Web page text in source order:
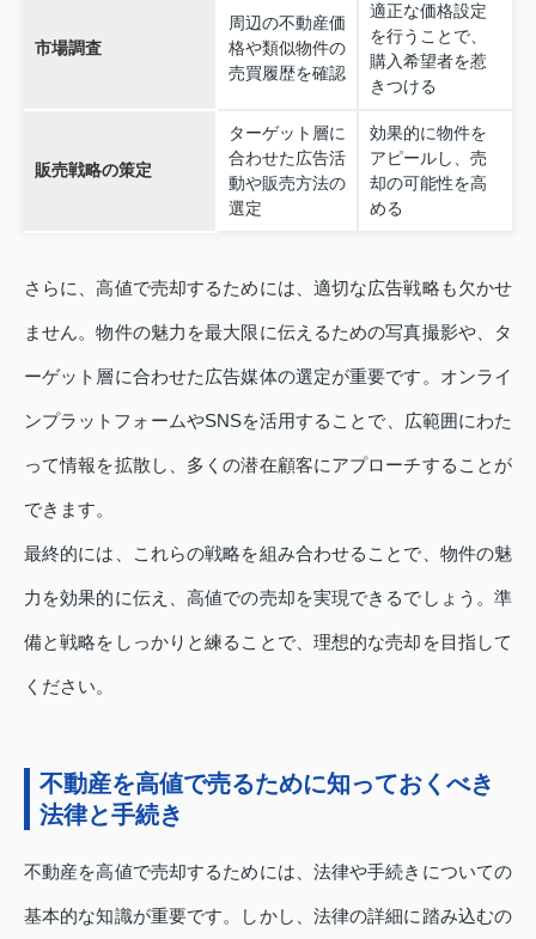
市場調査
周辺の不動産価
格や類似物件の
売買履歴を確認
適正な価格設定
を行うことで、
購入希望者を惹
きつける
販売戦略の策定
ターゲット層に
合わせた広告活
動や販売方法の
選定
効果的に物件を
アピールし、売
却の可能性を高
める
さらに、高値で売却するためには、適切な広告戦略も欠かせ
ません。物件の魅力を最大限に伝えるための写真撮影や、タ
ーゲット層に合わせた広告媒体の選定が重要です。オンライ
ンプラットフォームやSNSを活用することで、広範囲にわた
って情報を拡散し、多くの潜在顧客にアプローチすることが
できます。
最終的には、これらの戦略を組み合わせることで、物件の魅
力を効果的に伝え、高値での売却を実現できるでしょう。準
備と戦略をしっかりと練ることで、理想的な売却を目指して
ください。
不動産を高値で売るために知っておくべき
法律と手続き
不動産を高値で売却するためには、法律や手続きについての
基本的な知識が重要です。しかし、法律の詳細に踏み込むの